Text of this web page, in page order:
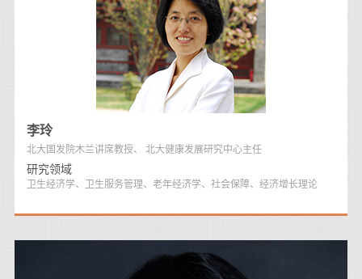
李玲
北大国发院木兰讲席教授、 北大健康发展研究中心主任
研究领域
卫生经济学、卫生服务管理、老年经济学、社会保障、经济增长理论